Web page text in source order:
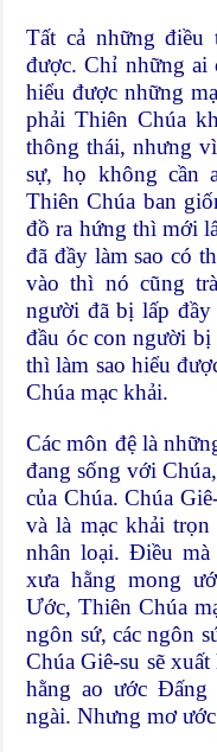
Tất cả những điều
được. Chỉ những ai
hiểu được những
phải Thiên Chúa
thông thái, nhưng
sự, họ không cần
Thiên Chúa ban
đồ ra hứng thì mới
đã đầy làm sao có
vào thì nó cũng
người đã bị lấp
đầu óc con người
thì làm sao hiểu
Chúa mạc khải.
Các môn đệ là
đang sống với
của Chúa. Chúa
và là mạc khải trọn
nhân loại. Điều
xưa hằng mong
Ước, Thiên Chúa
ngôn sứ, các ngôn
Chúa Giê-su sẽ
hằng ao ước
ngài. Nhưng mơ